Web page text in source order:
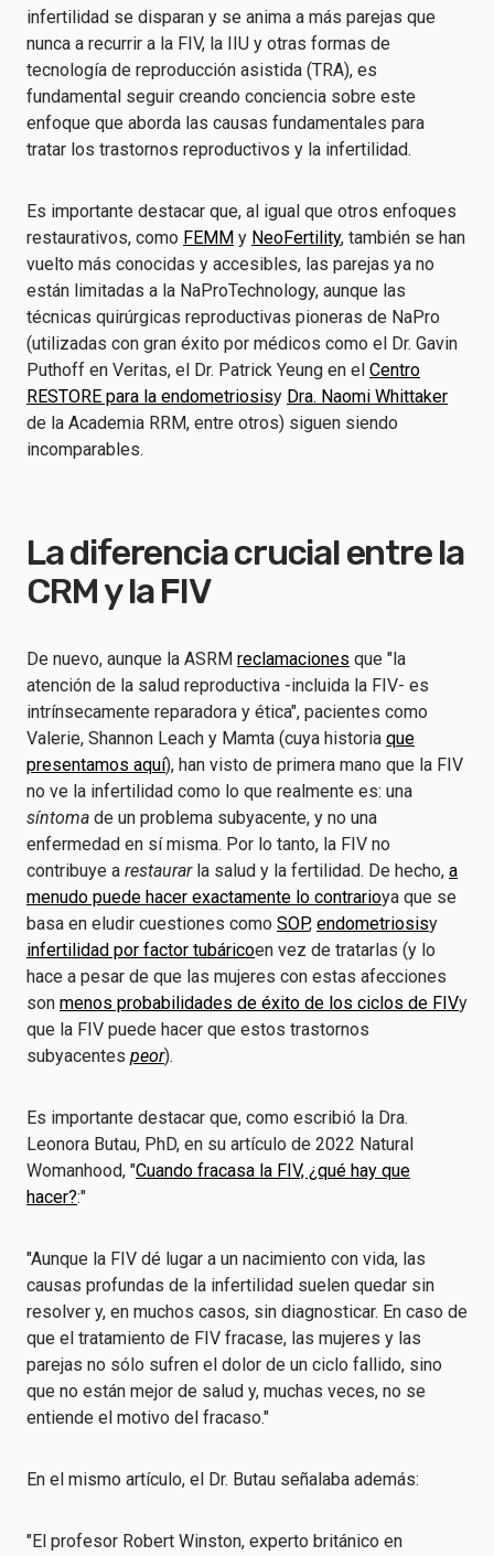
infertilidad se disparan y se anima a más parejas que
nunca a recurrir a la FIV, la IIU y otras formas de
tecnología de reproducción asistida (TRA), es
fundamental seguir creando conciencia sobre este
enfoque que aborda las causas fundamentales para
tratar los trastornos reproductivos y la infertilidad.
Es importante destacar que, al igual que otros enfoques
restaurativos, como FEMM y NeoFertility, también se han
vuelto más conocidas y accesibles, las parejas ya no
están limitadas a la NaProTechnology, aunque las
técnicas quirúrgicas reproductivas pioneras de NaPro
(utilizadas con gran éxito por médicos como el Dr. Gavin
Puthoff en Veritas, el Dr. Patrick Yeung en el Centro
RESTORE para la endometriosisy Dra. Naomi Whittaker
de la Academia RRM, entre otros) siguen siendo
incomparables.
La diferencia crucial entre la
CRM y la FIV
De nuevo, aunque la ASRM reclamaciones que "la
atención de la salud reproductiva -incluida la FIV- es
intrínsecamente reparadora y ética", pacientes como
Valerie, Shannon Leach y Mamta (cuya historia que
presentamos aquí), han visto de primera mano que la FIV
no ve la infertilidad como lo que realmente es: una
síntoma de un problema subyacente, y no una
enfermedad en sí misma. Por lo tanto, la FIV no
contribuye a restaurar la salud y la fertilidad. De hecho, a
menudo puede hacer exactamente lo contrarioya que se
basa en eludir cuestiones como SOP, endometriosisy
infertilidad por factor tubáricoen vez de tratarlas (y lo
hace a pesar de que las mujeres con estas afecciones
son menos probabilidades de éxito de los ciclos de FIVy
que la FIV puede hacer que estos trastornos
subyacentes peor).
Es importante destacar que, como escribió la Dra.
Leonora Butau, PhD, en su artículo de 2022 Natural
Womanhood, "Cuando fracasa la FIV, ¿qué hay que
hacer?:"
"Aunque la FIV dé lugar a un nacimiento con vida, las
causas profundas de la infertilidad suelen quedar sin
resolver y, en muchos casos, sin diagnosticar. En caso de
que el tratamiento de FIV fracase, las mujeres y las
parejas no sólo sufren el dolor de un ciclo fallido, sino
que no están mejor de salud y, muchas veces, no se
entiende el motivo del fracaso."
En el mismo artículo, el Dr. Butau señalaba además:
"El profesor Robert Winston, experto británico en